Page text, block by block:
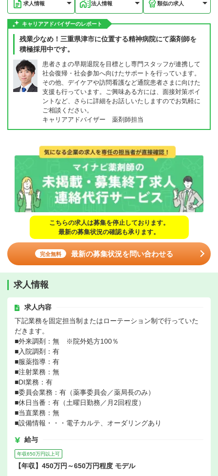
求人情報 法人情報 類似の求人
キャリアアドバイザーのレポート
残業少なめ！三重県津市に位置する精神病院にて薬剤師を
積極採用中です。
患者さまの早期退院を目標とし専門スタッフが連携して
社会復帰・社会参加へ向けたサポートを行っています。
その他、デイケアや訪問看護など通院患者さまに向けた
支援も行っています。ご興味ある方には、面接対策ポイ
ントなど、さらに詳細をお話しいたしますのでお気軽に
ご相談ください。
キャリアアドバイザー 薬剤師担当
こちらの求人は募集を停止しております。
最新の募集状況の確認も承ります。
完全無料 最新の募集状況を問い合わせる
求人情報
求人内容
下記業務を固定担当制またはローテーション制で行っていた
だきます。
■外来調剤：無 ※院外処方100％
■入院調剤：有
■服薬指導：有
■注射業務：無
■DI業務：有
■委員会業務：有（薬事委員会／薬局長のみ）
■休日当番：有（土曜日勤務／月2回程度）
■当直業務：無
■設備情報・・・電子カルテ、オーダリングあり
給与
年収650万円以上可
【年収】450万円～650万円程度 モデル